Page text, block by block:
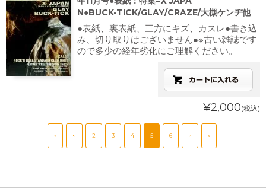
N●BUCK-TICK/GLAY/CRAZE/大槻ケンヂ他
●表紙、裏表紙、三方にキズ、カスレ●書き込
み、切り取りはございません●※古い雑誌です
ので多少の経年劣化にご理解ください。
¥2,000(税込)
« < 2 3 4 5 6 > »